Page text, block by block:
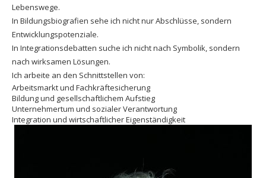
Lebenswege.
In Bildungsbiografien sehe ich nicht nur Abschlüsse, sondern
Entwicklungspotenziale.
In Integrationsdebatten suche ich nicht nach Symbolik, sondern
nach wirksamen Lösungen.
Ich arbeite an den Schnittstellen von:
Arbeitsmarkt und Fachkräftesicherung
Bildung und gesellschaftlichem Aufstieg
Unternehmertum und sozialer Verantwortung
Integration und wirtschaftlicher Eigenständigkeit